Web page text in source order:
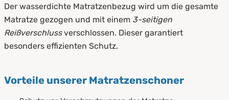
Der wasserdichte Matratzenbezug wird um die gesamte
Matratze gezogen und mit einem 3-seitigen
Reißverschlussverschlossen. Dieser garantiert
besonders effizienten Schutz.
Vorteile unserer Matratzenschoner